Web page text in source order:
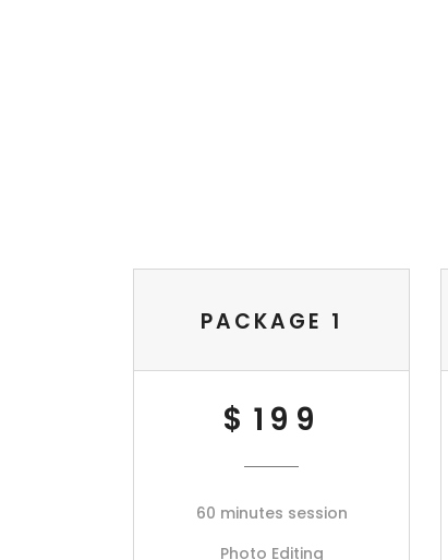
PACKAGE 1
$ 199
60 minutes session
Photo Editing